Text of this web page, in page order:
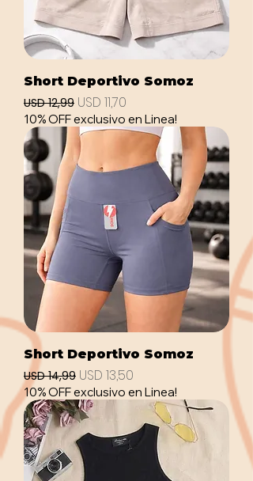
Short Deportivo Somoz
Precio
USD 12,99 Precio de oferta
USD 11,70
10% OFF exclusivo en Linea!
Short Deportivo Somoz
Precio
USD 14,99 Precio de oferta
USD 13,50
10% OFF exclusivo en Linea!